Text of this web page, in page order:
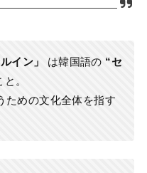
ルイン」 は韓国語の “セ
。
ための文化全体を指す